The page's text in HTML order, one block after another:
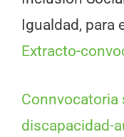
Igualdad, para
Extracto-
Connvocatoria
discapacidad-